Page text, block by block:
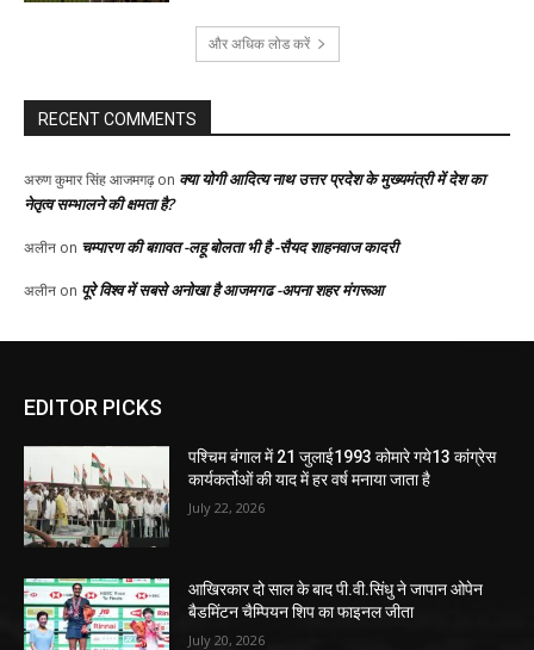
EDITOR PICKS
पश्चिम बंगाल में 21 जुलाई1993 कोमारे गये13 कांग्रेस
कार्यकर्तोओं की याद में हर वर्ष मनाया जाता है
July 22, 2026
आखिरकार दो साल के बाद पी.वी.सिंधु ने जापान ओपेन
बैडमिंटन चैम्पियन शिप का फाइनल जीता
July 20, 2026